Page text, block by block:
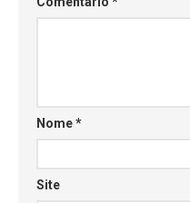
Nome*
Site